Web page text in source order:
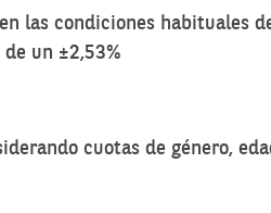
las condiciones habituales
un ±2,53%
cuotas de género,